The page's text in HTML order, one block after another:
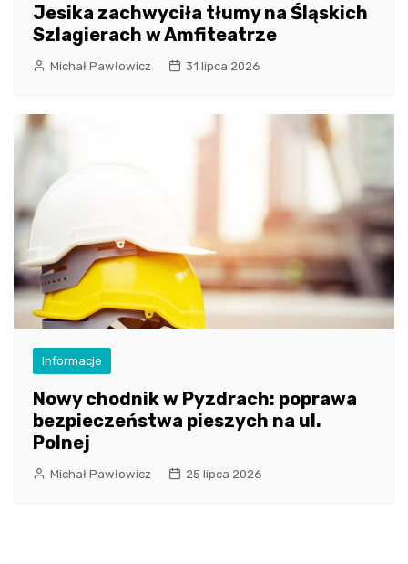
Jesika zachwyciła tłumy na Śląskich
Szlagierach w Amfiteatrze
Michał Pawłowicz 31 lipca 2026
Informacje
Nowy chodnik w Pyzdrach: poprawa
bezpieczeństwa pieszych na ul.
Polnej
Michał Pawłowicz 25 lipca 2026